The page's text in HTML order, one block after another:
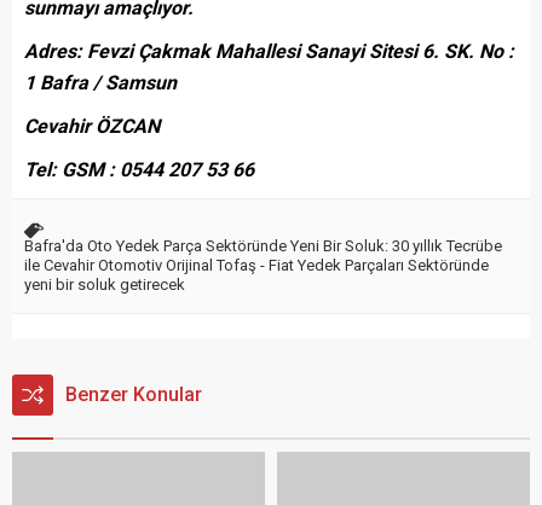
sunmayı amaçlıyor.
Adres: Fevzi Çakmak Mahallesi Sanayi Sitesi 6. SK. No :
1 Bafra / Samsun
Cevahir ÖZCAN
Tel: GSM : 0544 207 53 66
Bafra'da Oto Yedek Parça Sektöründe Yeni Bir Soluk: 30 yıllık Tecrübe
ile Cevahir Otomotiv Orijinal Tofaş - Fiat Yedek Parçaları Sektöründe
yeni bir soluk getirecek
Benzer Konular